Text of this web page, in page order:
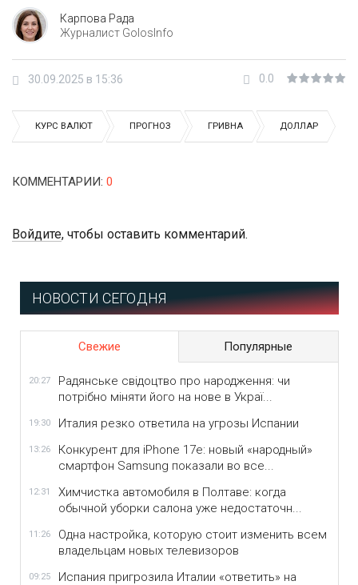
Карпова Рада
Журналист GolosInfo
30.09.2025 в 15:36 0.0
КУРС ВАЛЮТ ПРОГНОЗ ГРИВНА ДОЛЛАР
КОММЕНТАРИИ: 0
Войдите, чтобы оставить комментарий.
НОВОСТИ СЕГОДНЯ
Свежие Популярные
20:27
Радянське свідоцтво про народження: чи
потрібно міняти його на нове в Украї...
19:30 Италия резко ответила на угрозы Испании
13:26
Конкурент для iPhone 17e: новый «народный»
смартфон Samsung показали во все...
12:31
Химчистка автомобиля в Полтаве: когда
обычной уборки салона уже недостаточн...
11:26
Одна настройка, которую стоит изменить всем
владельцам новых телевизоров
09:25
Испания пригрозила Италии «ответить» на